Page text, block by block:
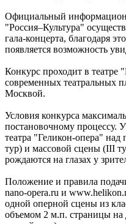
Официальный
"Россия–Культура"
гала-концерта, благодаря
появляется возможность
Конкурс проходит в театре
современных театральных
Москвой.
Условия конкурса
постановочному процессу.
театра "Геликон-опера" над
тур) и массовой сцены (III
рождаются на глазах у
Положение и правила
nano-opera.ru и
одной оперной сцены из
объемом 2 м.п. страницы на